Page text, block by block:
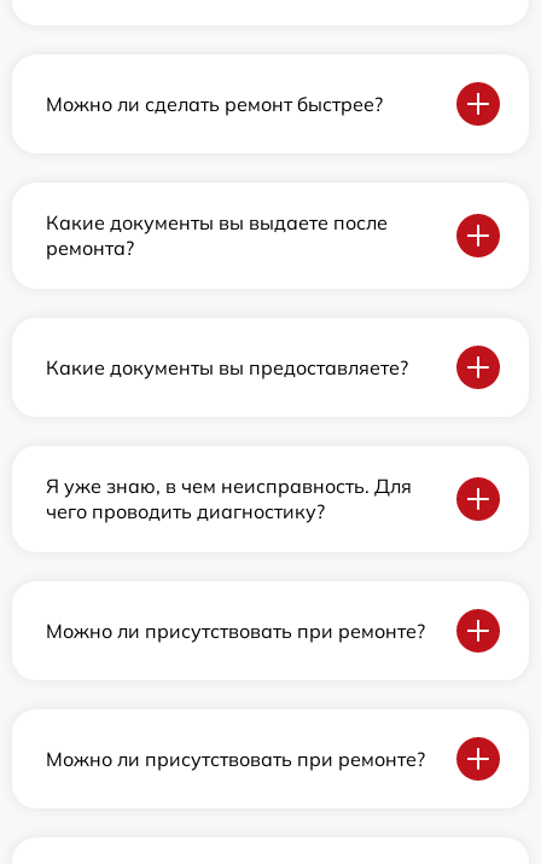
Можно ли сделать ремонт быстрее?
Какие документы вы выдаете после
ремонта?
Какие документы вы предоставляете?
Я уже знаю, в чем неисправность. Для
чего проводить диагностику?
Можно ли присутствовать при ремонте?
Можно ли присутствовать при ремонте?